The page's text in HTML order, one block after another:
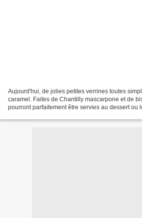
Aujourd'hui, de jolies petites verrines toutes
caramel. Faites de Chantilly mascarpone et de
pourront parfaitement être servies au dessert ou